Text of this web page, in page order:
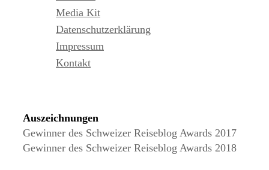
Media Kit
Datenschutzerklärung
Impressum
Kontakt
Auszeichnungen
Gewinner des Schweizer Reiseblog Awards 2017
Gewinner des Schweizer Reiseblog Awards 2018